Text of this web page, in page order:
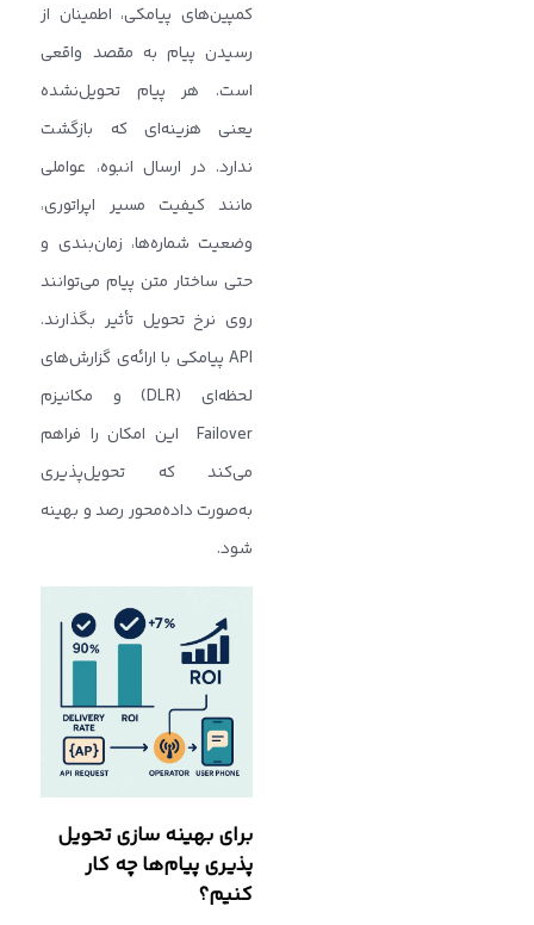
کمپین‌های پیامکی، اطمینان از
رسیدن پیام به مقصد واقعی
است. هر پیام تحویل‌نشده
یعنی هزینه‌ای که بازگشت
ندارد. در ارسال انبوه، عواملی
مانند کیفیت مسیر اپراتوری،
وضعیت شماره‌ها، زمان‌بندی و
حتی ساختار متن پیام می‌توانند
روی نرخ تحویل تأثیر بگذارند.
API پیامکی با ارائه‌ی گزارش‌های
لحظه‌ای (DLR) و مکانیزم
Failover این امکان را فراهم
می‌کند که تحویل‌پذیری
به‌صورت داده‌محور رصد و بهینه
شود.
برای بهینه سازی تحویل
پذیری پیام‌ها چه کار
کنیم؟